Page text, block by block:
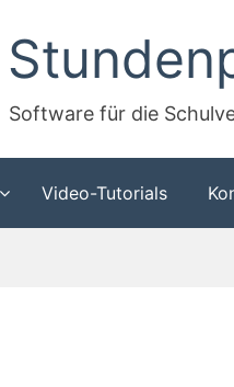
Software für die
Video-Tutorials